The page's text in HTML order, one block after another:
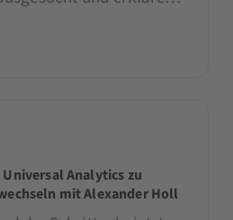
Analytics 4 so
Analytics zu
mit Alexander Holl